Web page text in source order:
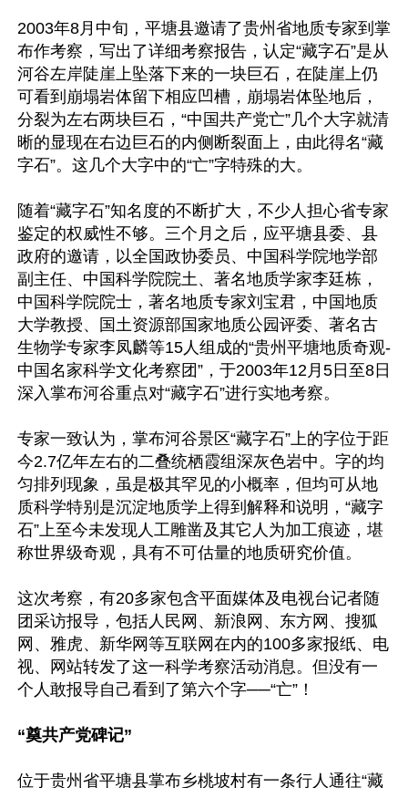
2003年8月中旬，平塘县邀请了贵州省地质专家到掌
布作考察，写出了详细考察报告，认定“藏字石”是从
河谷左岸陡崖上坠落下来的一块巨石，在陡崖上仍
可看到崩塌岩体留下相应凹槽，崩塌岩体坠地后，
分裂为左右两块巨石，“中国共产党亡”几个大字就清
晰的显现在右边巨石的内侧断裂面上，由此得名“藏
字石”。这几个大字中的“亡”字特殊的大。
随着“藏字石”知名度的不断扩大，不少人担心省专家
鉴定的权威性不够。三个月之后，应平塘县委、县
政府的邀请，以全国政协委员、中国科学院地学部
副主任、中国科学院院土、著名地质学家李廷栋，
中国科学院院士，著名地质专家刘宝君，中国地质
大学教授、国土资源部国家地质公园评委、著名古
生物学专家李凤麟等15人组成的“贵州平塘地质奇观-
中国名家科学文化考察团”，于2003年12月5日至8日
深入掌布河谷重点对“藏字石”进行实地考察。
专家一致认为，掌布河谷景区“藏字石”上的字位于距
今2.7亿年左右的二叠统栖霞组深灰色岩中。字的均
匀排列现象，虽是极其罕见的小概率，但均可从地
质科学特别是沉淀地质学上得到解释和说明，“藏字
石”上至今未发现人工雕凿及其它人为加工痕迹，堪
称世界级奇观，具有不可估量的地质研究价值。
这次考察，有20多家包含平面媒体及电视台记者随
团采访报导，包括人民网、新浪网、东方网、搜狐
网、雅虎、新华网等互联网在内的100多家报纸、电
视、网站转发了这一科学考察活动消息。但没有一
个人敢报导自己看到了第六个字──“亡”！
“奠共产党碑记”
位于贵州省平塘县掌布乡桃坡村有一条行人通往“藏